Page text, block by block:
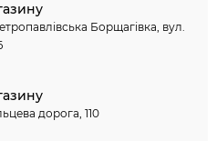
Борщагівка, вул.
дорога, 110